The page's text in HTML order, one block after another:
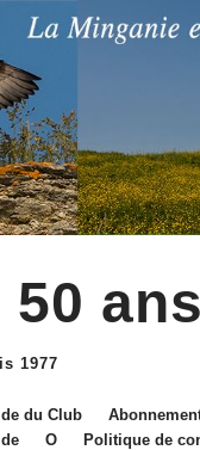
1977
du Club
O Politique de